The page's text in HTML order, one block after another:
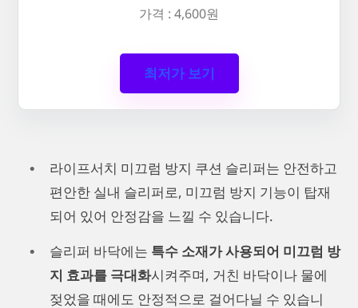
가격 : 4,600원
최저가 보기
라이프서치 미끄럼 방지 쿠션 슬리퍼는 안전하고
편안한 실내 슬리퍼로, 미끄럼 방지 기능이 탑재
되어 있어 안정감을 느낄 수 있습니다.
슬리퍼 바닥에는 특수 소재가 사용되어 미끄럼 방
지 효과를 극대화시켜주며, 거친 바닥이나 물에
젖었을 때에도 안정적으로 걸어다닐 수 있습니